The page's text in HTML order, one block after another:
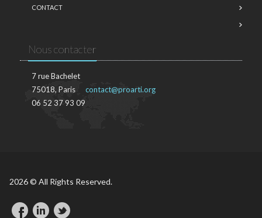
CONTACT
Nous contacter
7 rue Bachelet
75018, Paris
06 52 37 93 09
contact@proarti.org
2026 © All Rights Reserved.